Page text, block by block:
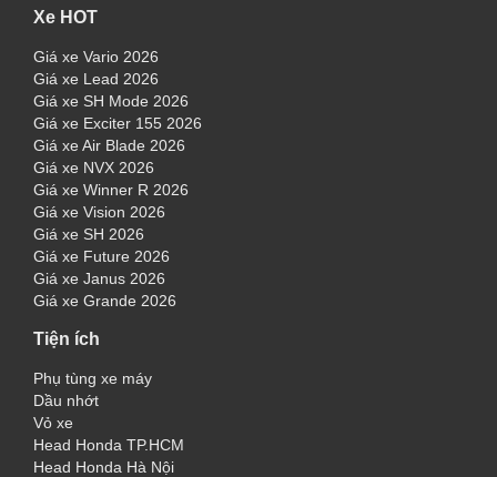
Xe HOT
Giá xe Vario 2026
Giá xe Lead 2026
Giá xe SH Mode 2026
Giá xe Exciter 155 2026
Giá xe Air Blade 2026
Giá xe NVX 2026
Giá xe Winner R 2026
Giá xe Vision 2026
Giá xe SH 2026
Giá xe Future 2026
Giá xe Janus 2026
Giá xe Grande 2026
Tiện ích
Phụ tùng xe máy
Dầu nhớt
Vỏ xe
Head Honda TP.HCM
Head Honda Hà Nội